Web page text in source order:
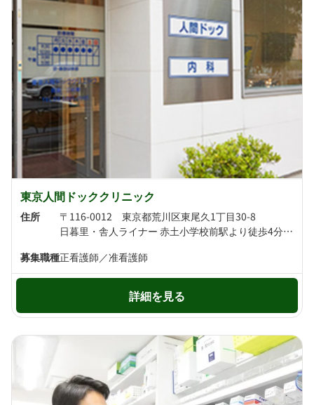
東京人間ドッククリニック
住所
〒116-0012 東京都荒川区東尾久1丁目30-8
日暮里・舎人ライナー 赤土小学校前駅より徒歩4分 京成本線 新三河島駅より徒歩6分
募集職種正看護師／准看護師
詳細を見る